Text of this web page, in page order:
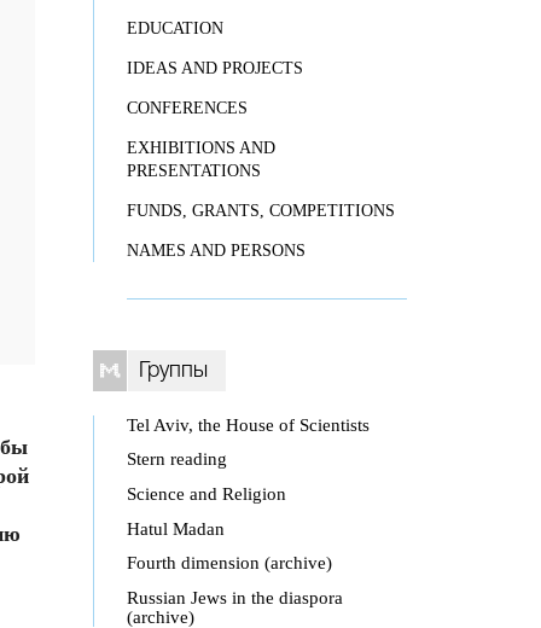
EDUCATION
IDEAS AND PROJECTS
CONFERENCES
EXHIBITIONS AND
PRESENTATIONS
FUNDS, GRANTS, COMPETITIONS
NAMES AND PERSONS
Группы
Tel Aviv, the House of Scientists
Stern reading
Science and Religion
Hatul Madan
Fourth dimension (archive)
Russian Jews in the diaspora
(archive)